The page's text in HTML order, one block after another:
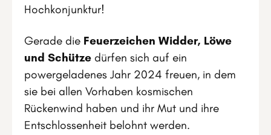
Hochkonjunktur!
Gerade die Feuerzeichen Widder, Löwe
und Schütze dürfen sich auf ein
powergeladenes Jahr 2024 freuen, in dem
sie bei allen Vorhaben kosmischen
Rückenwind haben und ihr Mut und ihre
Entschlossenheit belohnt werden.